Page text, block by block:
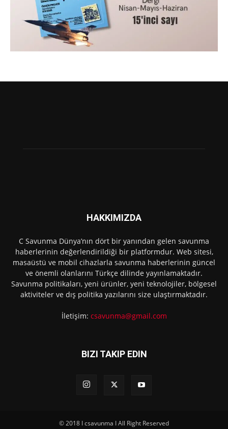
HAKKIMIZDA
C Savunma Dünya’nın dört bir yanından gelen savunma
haberlerinin değerlendirildiği bir platformdur. Web sitesi,
masaüstü ve mobil cihazlarla savunma haberlerinin güncel
ve önemli olanlarını Türkçe dilinde yayınlamaktadır.
Savunma politikaları, yeni ürünler, yeni teknolojiler, bölgesel
aktiviteler ve dış politika yazılarını size ulaştırmaktadır.
İletişim: csavunma@gmail.com
BIZI TAKIP EDIN
© 2018 I csavunma I All Right Reserved